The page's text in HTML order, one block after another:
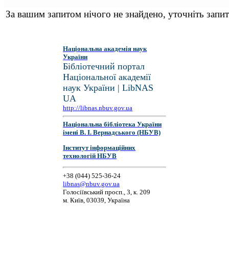
За вашим запитом нічого не знайдено, уточніть
Національна академія наук
України
Бібліотечний портал
Національної академії
наук України | LibNAS
UA
http://libnas.nbuv.gov.ua
Національна бібліотека України
імені В. І. Вернадського (НБУВ)
Інститут інформаційних
технологій НБУВ
+38 (044) 525-36-24
libnas@nbuv.gov.ua
Голосіївський просп., 3, к. 209
м. Київ, 03039, Україна